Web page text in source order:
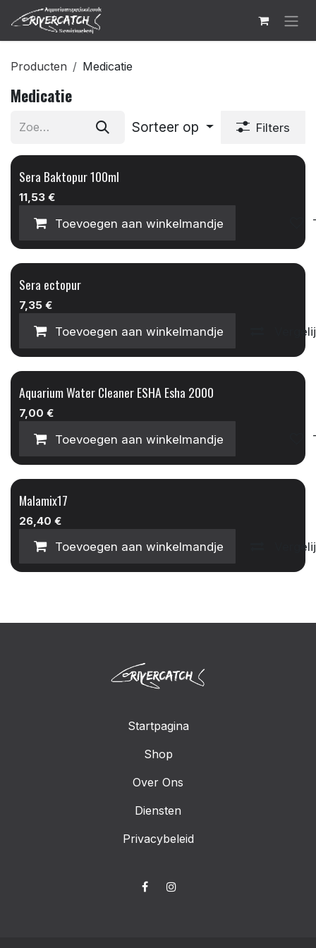
Overslaan naar inhoud
Producten Medicatie
Medicatie
Sorteer op Filters
Sera Baktopur 100ml
11,53 €
Toevoegen aan winkelmandje
Sera ectopur
7,35 €
Toevoegen aan winkelmandje
Aquarium Water Cleaner ESHA Esha 2000
7,00 €
Toevoegen aan winkelmandje
Malamix17
26,40 €
Toevoegen aan winkelmandje
Startpagina
Shop
Over Ons
Diensten
Privacybeleid